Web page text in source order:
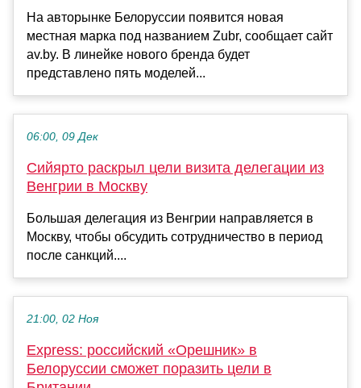
На авторынке Белоруссии появится новая
местная марка под названием Zubr, сообщает сайт
av.by. В линейке нового бренда будет
представлено пять моделей...
06:00, 09 Дек
Сийярто раскрыл цели визита делегации из
Венгрии в Москву
Большая делегация из Венгрии направляется в
Москву, чтобы обсудить сотрудничество в период
после санкций....
21:00, 02 Ноя
Express: российский «Орешник» в
Белоруссии сможет поразить цели в